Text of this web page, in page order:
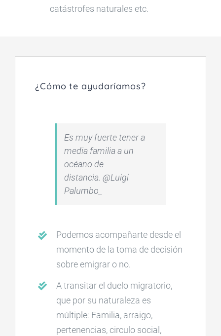
catástrofes naturales etc.
¿Cómo te ayudaríamos?
Es muy fuerte tener a
media familia a un
océano de
distancia. @Luigi
Palumbo_
Podemos acompañarte desde el
momento de la toma de decisión
sobre emigrar o no.
A transitar el duelo migratorio,
que por su naturaleza es
múltiple: Familia, arraigo,
pertenencias, circulo social,